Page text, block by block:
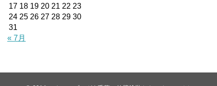
17 18 19 20 21 22 23
24 25 26 27 28 29 30
31
« 7月